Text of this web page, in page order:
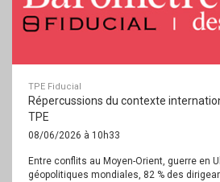
TPE Fiducial
Répercussions du contexte
TPE
08/06/2026 à 10h33
Entre conflits au Moyen-Orient, guerre en
géopolitiques mondiales, 82 % des